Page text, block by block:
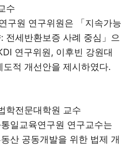
수
구원 연구위원은 「지속가능
전세반환보증 사례 중심」으
연구위원, 이후빈 강원대
도적 개선안을 제시하였다.
학전문대학원 교수
일교육연구원 연구교수는
산 공동개발을 위한 법제 개